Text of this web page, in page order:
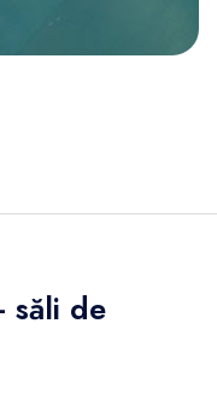
săli de